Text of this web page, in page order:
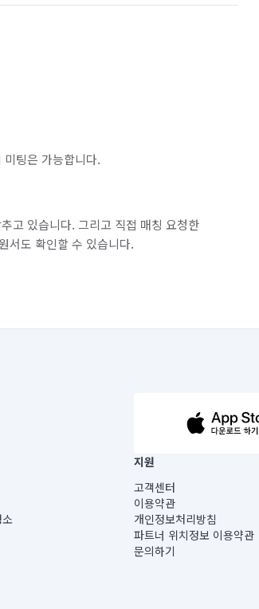
팅은 가능합니다.
고 있습니다. 그리고 직접 매칭 요청한
서도 확인할 수 있습니다.
|
지원
고객센터
이용약관
개인정보처리방침
파트너 위치정보 이용약관
문의하기